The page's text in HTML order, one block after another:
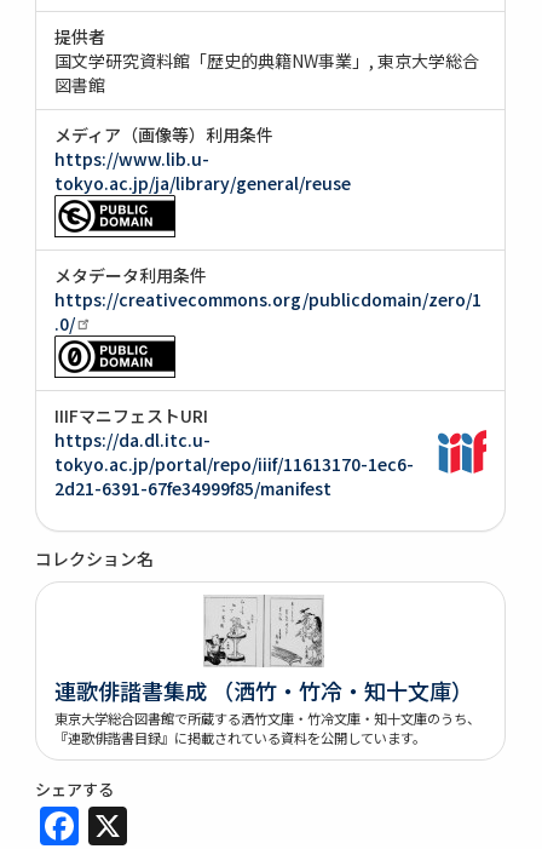
提供者
国文学研究資料館「歴史的典籍NW事業」
東京大学総合
図書館
メディア（画像等）利用条件
https://www.lib.u-
tokyo.ac.jp/ja/library/general/reuse
メタデータ利用条件
https://creativecommons.org/publicdomain/zero/1
.0/
IIIFマニフェストURI
https://da.dl.itc.u-
tokyo.ac.jp/portal/repo/iiif/11613170-1ec6-
2d21-6391-67fe34999f85/manifest
コレクション名
連歌俳諧書集成 （洒竹・竹冷・知十文庫）
東京大学総合図書館で所蔵する洒竹文庫・竹冷文庫・知十文庫のうち、
『連歌俳諧書目録』に掲載されている資料を公開しています。
シェアする
Facebook